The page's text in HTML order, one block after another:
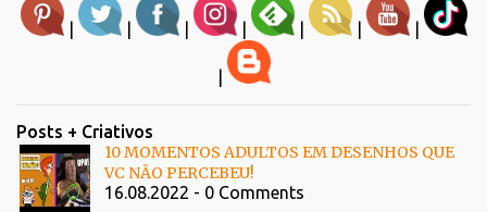
| | | | | | |
Posts + Criativos
10 MOMENTOS ADULTOS EM DESENHOS QUE
VC NÃO PERCEBEU!
16.08.2022 - 0 Comments